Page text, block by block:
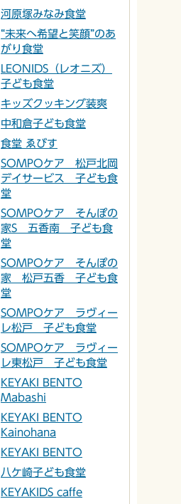
河原塚みなみ食堂
“未来へ希望と笑顔”のあ
がり食堂
LEONIDS（レオニズ）
子ども食堂
キッズクッキング装爽
中和倉子ども食堂
食堂 ゑびす
SOMPOケア 松戸北岡
デイサービス 子ども食
堂
SOMPOケア そんぽの
家S 五香南 子ども食
堂
SOMPOケア そんぽの
家 松戸五香 子ども食
堂
SOMPOケア ラヴィー
レ松戸 子ども食堂
SOMPOケア ラヴィー
レ東松戸 子ども食堂
KEYAKI BENTO
Mabashi
KEYAKI BENTO
Kainohana
KEYAKI BENTO
八ケ崎子ども食堂
KEYAKIDS caffe